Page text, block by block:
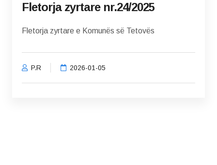
Fletorja zyrtare nr.24/2025
Fletorja zyrtare e Komunës së Tetovës
P.R 2026-01-05